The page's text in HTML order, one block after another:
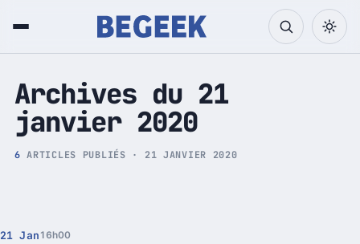
Tech et Pop culture
Archives du 21
janvier 2020
6 ARTICLES PUBLIÉS · 21 JANVIER 2020
21 Jan 16h00